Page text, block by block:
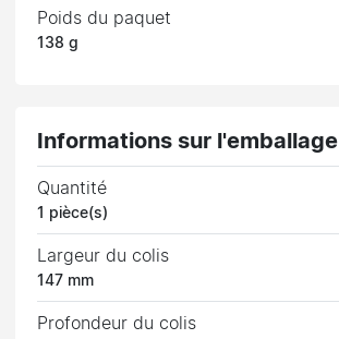
Poids du paquet
138 g
Informations sur l'emballage
Quantité
1 pièce(s)
Largeur du colis
147 mm
Profondeur du colis